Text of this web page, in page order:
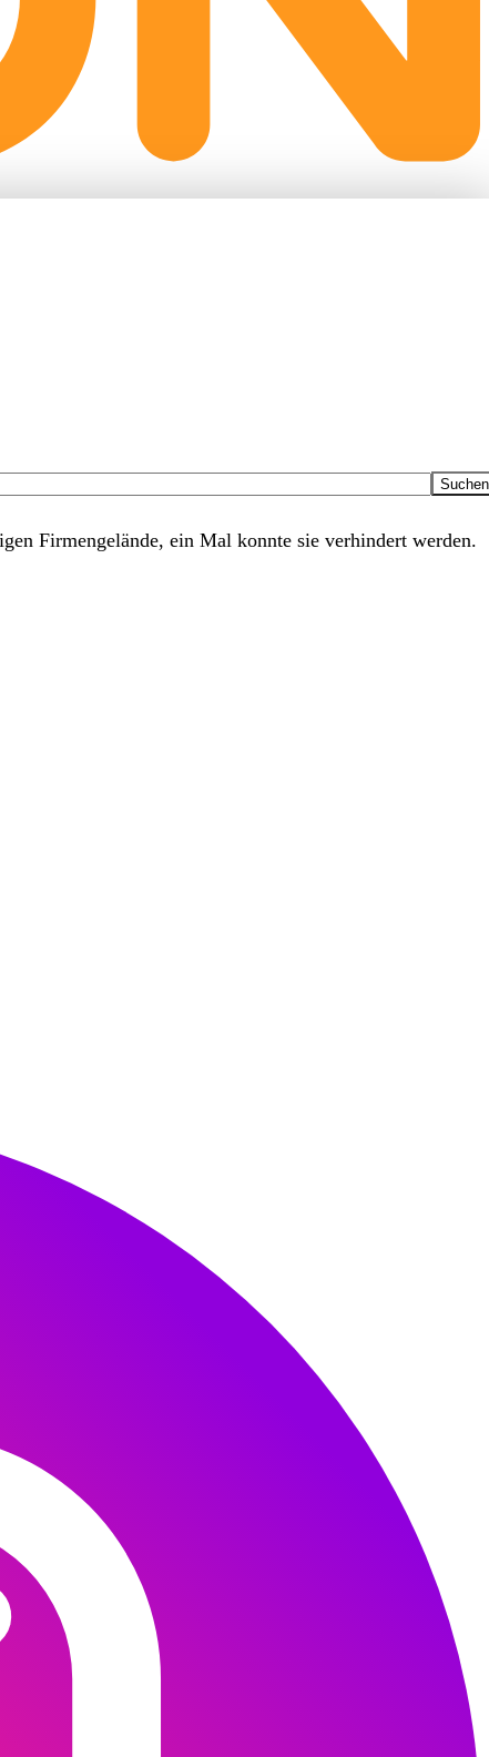
Firmengelände, ein Mal konnte sie verhindert werden.